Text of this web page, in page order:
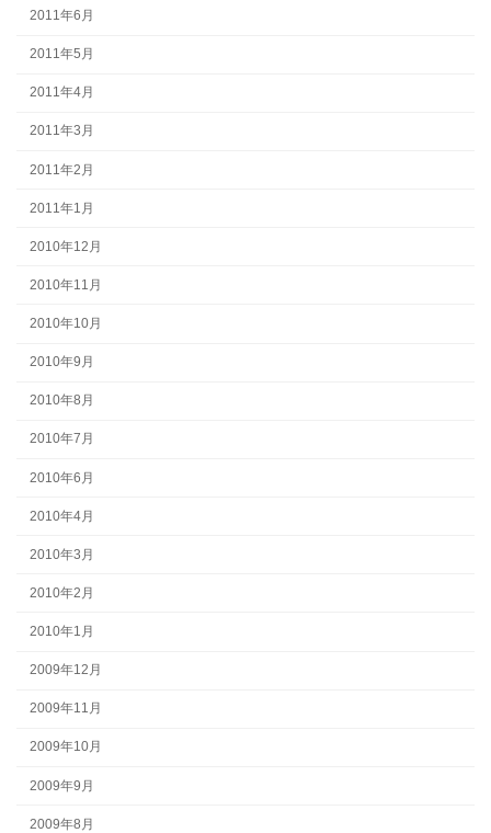
2011年6月
2011年5月
2011年4月
2011年3月
2011年2月
2011年1月
2010年12月
2010年11月
2010年10月
2010年9月
2010年8月
2010年7月
2010年6月
2010年4月
2010年3月
2010年2月
2010年1月
2009年12月
2009年11月
2009年10月
2009年9月
2009年8月